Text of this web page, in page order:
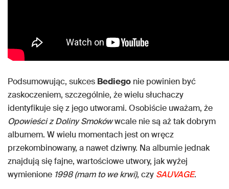
Podsumowując, sukces Bediego nie powinien być
zaskoczeniem, szczególnie, że wielu słuchaczy
identyfikuje się z jego utworami. Osobiście uważam, że
Opowieści z Doliny Smokówwcale nie są aż tak dobrym
albumem. W wielu momentach jest on wręcz
przekombinowany, a nawet dziwny. Na albumie jednak
znajdują się fajne, wartościowe utwory, jak wyżej
wymienione 1998 (mam to we krwi), czy SAUVAGE.